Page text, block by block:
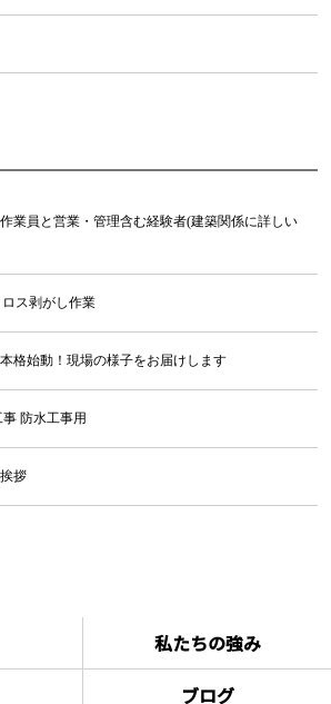
作業員と営業・管理含む経験者(建築関係に詳しい
ス剥がし作業
格始動！現場の様子をお届けします
防水工事用
拶
私たちの強み
ブログ